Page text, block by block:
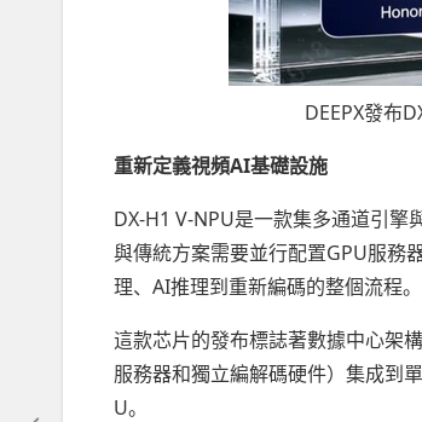
DEEPX發布
重新定義視頻AI基礎設施
DX-H1 V-NPU是一款集多通道引擎
與傳統方案需要並行配置GPU服務
理、AI推理到重新編碼的整個流程。
這款芯片的發布標誌著數據中心架
服務器和獨立編解碼硬件）集成到
U。